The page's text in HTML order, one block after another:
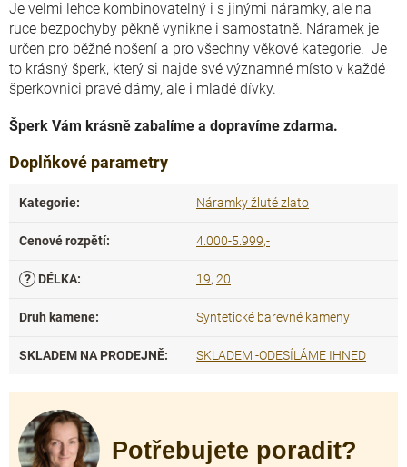
Je velmi lehce kombinovatelný i s jinými náramky, ale na
ruce bezpochyby pěkně vynikne i samostatně. Náramek je
určen pro běžné nošení a pro všechny věkové kategorie. Je
to krásný šperk, který si najde své významné místo v každé
šperkovnici pravé dámy, ale i mladé dívky.
Šperk Vám krásně zabalíme a dopravíme zdarma.
Doplňkové parametry
Kategorie: Náramky žluté zlato
Cenové rozpětí: 4.000-5.999,-
? DÉLKA: 19, 20
Druh kamene: Syntetické barevné kameny
SKLADEM NA PRODEJNĚ: SKLADEM -ODESÍLÁME IHNED
Potřebujete poradit?